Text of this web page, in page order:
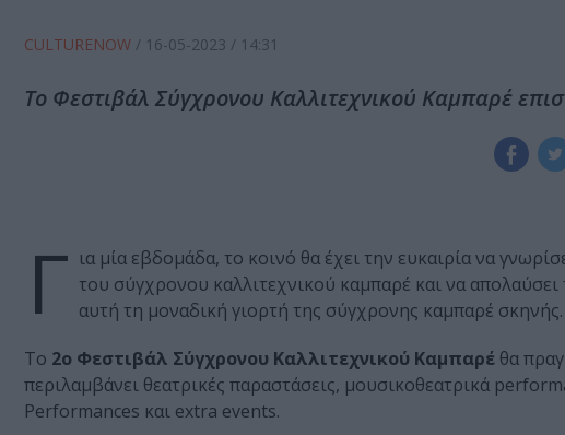
CULTURENOW / 16-05-2023 / 14:31
Το Φεστιβάλ Σύγχρονου Καλλιτεχνικού Καμπαρέ
Γ ια μία εβδομάδα, το κοινό θα έχει την ευκαιρία να
του σύγχρονου καλλιτεχνικού καμπαρέ και να
αυτή τη μοναδική γιορτή της σύγχρονης καμπαρέ σκηνής.
Το 2ο Φεστιβάλ Σύγχρονου Καλλιτεχνικού Καμπαρέ θα
περιλαμβάνει θεατρικές παραστάσεις, μουσικοθεατρικά
Performances και extra events.